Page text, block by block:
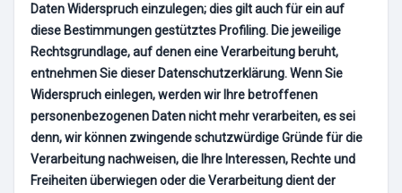
Daten Widerspruch einzulegen; dies gilt auch für ein auf
diese Bestimmungen gestütztes Profiling. Die jeweilige
Rechtsgrundlage, auf denen eine Verarbeitung beruht,
entnehmen Sie dieser Datenschutzerklärung. Wenn Sie
Widerspruch einlegen, werden wir Ihre betroffenen
personenbezogenen Daten nicht mehr verarbeiten, es sei
denn, wir können zwingende schutzwürdige Gründe für die
Verarbeitung nachweisen, die Ihre Interessen, Rechte und
Freiheiten überwiegen oder die Verarbeitung dient der